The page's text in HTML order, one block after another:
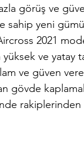
görüş ve
sahip yeni
2021
ve yatay
ve güven
gövde
rakiplerinden